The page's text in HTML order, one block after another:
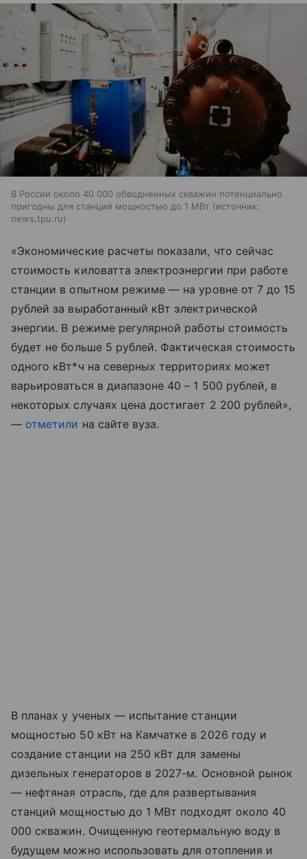
В России около 40 000 обводненных скважин потенциально
пригодны для станций мощностью до 1 МВт
источник:
news.tpu.ru
«Экономические расчеты показали, что сейчас
стоимость киловатта электроэнергии при работе
станции в опытном режиме — на уровне от 7 до 15
рублей за выработанный кВт электрической
энергии. В режиме регулярной работы стоимость
будет не больше 5 рублей. Фактическая стоимость
одного кВт*ч на северных территориях может
варьироваться в диапазоне 40 – 1 500 рублей, в
некоторых случаях цена достигает 2 200 рублей»,
— отметили на сайте вуза.
В планах у ученых — испытание станции
мощностью 50 кВт на Камчатке в 2026 году и
создание станции на 250 кВт для замены
дизельных генераторов в 2027-м. Основной рынок
— нефтяная отрасль, где для развертывания
станций мощностью до 1 МВт подходят около 40
000 скважин. Очищенную геотермальную воду в
будущем можно использовать для отопления и